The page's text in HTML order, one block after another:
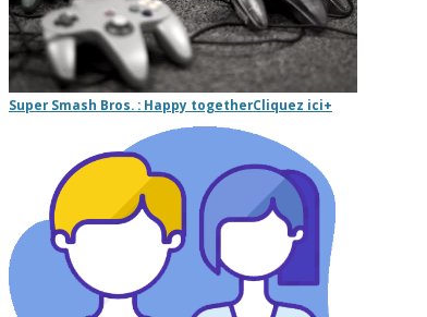
Super Smash Bros. : Happy togetherCliquez ici+